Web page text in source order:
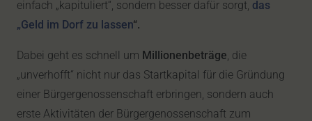
einfach „kapituliert“, sondern besser dafür sorgt, das
„Geld im Dorf zu lassen“.
Dabei geht es schnell um Millionenbeträge, die
„unverhofft“ nicht nur das Startkapital für die Gründung
einer Bürgergenossenschaft erbringen, sondern auch
erste Aktivitäten der Bürgergenossenschaft zum